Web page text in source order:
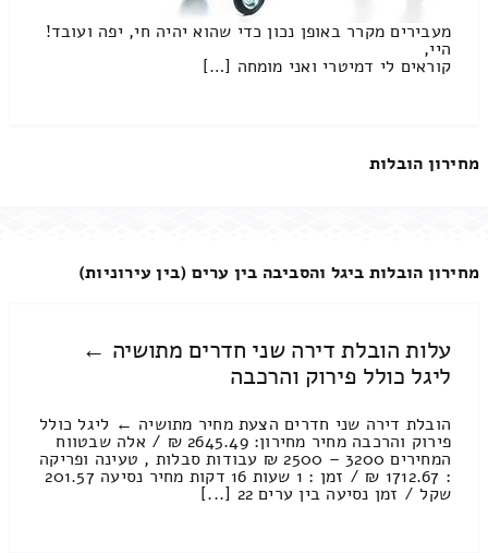
מעבירים מקרר באופן נכון כדי שהוא יהיה חי, יפה ועובד!
היי,
קוראים לי דמיטרי ואני מומחה […]
מחירון הובלות
מחירון הובלות ביגל והסביבה בין ערים (בין עירוניות)
עלות הובלת דירה שני חדרים מתושיה ←
ליגל כולל פירוק והרכבה
הובלת דירה שני חדרים הצעת מחיר מתושיה ← ליגל כולל
פירוק והרכבה מחיר מחירון: 2645.49 ₪ / אלה שבטווח
המחירים 3200 – 2500 ₪ עבודות סבלות , טעינה ופריקה
: 1712.67 ₪ / זמן : 1 שעות 16 דקות מחיר נסיעה 201.57
שקל / זמן נסיעה בין ערים 22 [...]